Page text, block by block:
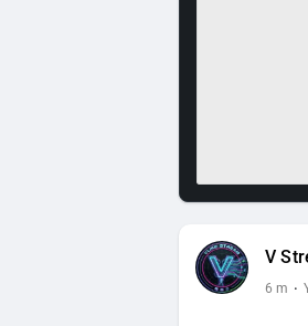
V
6 m ·